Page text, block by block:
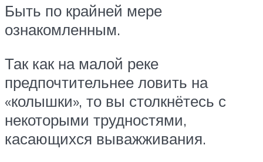
Быть по крайней мере
ознакомленным.
Так как на малой реке
предпочтительнее ловить на
«колышки», то вы столкнётесь с
некоторыми трудностями,
касающихся выважживания.